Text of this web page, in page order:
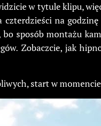
w tytule klipu,
czterdzieści na
bo sposób montażu
Zobaczcie, jak
start w